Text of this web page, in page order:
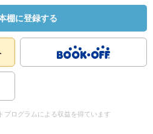
棚に登録する
プログラムによる収益を得ています